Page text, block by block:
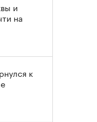
и
на
к